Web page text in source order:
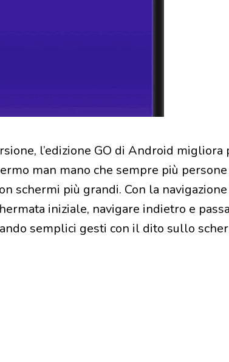
l’edizione GO di Android
man mano che sempre più
schermi più grandi. Con la
iniziale, navigare indietro e
semplici gesti con il dito sullo